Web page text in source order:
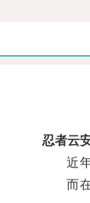
忍者云
近年
而在